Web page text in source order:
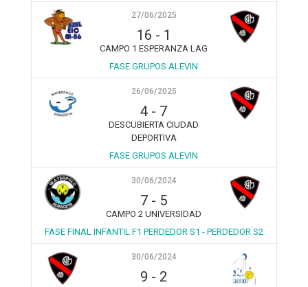
27/06/2025
16 - 1
CAMPO 1 ESPERANZA LAG
FASE GRUPOS ALEVIN
26/06/2025
4 - 7
DESCUBIERTA CIUDAD
DEPORTIVA
FASE GRUPOS ALEVIN
30/06/2024
7 - 5
CAMPO 2 UNIVERSIDAD
FASE FINAL INFANTIL F1 PERDEDOR S1 - PERDEDOR S2
30/06/2024
9 - 2